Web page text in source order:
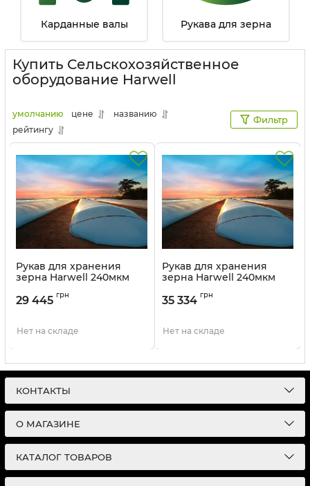
Карданные валы Рукава для зерна
Купить Сельскохозяйственное
оборудование Harwell
умолчанию цене
названию
рейтингу
Фильтр
Рукав для хранения
зерна Harwell 240мкм
29 445 грн
Нет на складе
Рукав для хранения
зерна Harwell 240мкм
35 334 грн
Нет на складе
КОНТАКТЫ
О МАГАЗИНЕ
КАТАЛОГ ТОВАРОВ